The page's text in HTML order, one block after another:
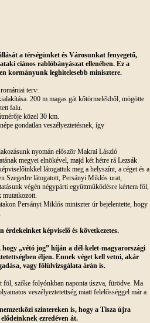
a térségünket és Városunkat fenyegető,
ciános rablóbányászat ellenében. Ez a
kormányunk leghitelesebb minisztere.
terv:
200 m magas gát kőtörmelékből, mögötte
falu.
közel 30 km.
gondatlan veszélyeztetésnek, így
nyomán először Makrai László
megyei elnökével, majd két hétre rá Lezsák
látogattuk meg a helyszínt, a céget és a
Szegedre látogatott, Persányi Miklós urat,
végén négypárti együttműködésre kértem föl,
Persányi Miklós miniszter úr bejelentette, hogy
érdekeinket képviselő és következetes.
„vétó jog” híján a dél-kelet-magyarországi
éljen. Ennek véget kell vetni, akár
vagy fölülvizsgálata árán is.
föl, szőke folyónkban naponta úszva, fürödve. Ma
veszélyeztetettség miatt felelősséggel már a
színtereken is, hogy a Tisza újra
ezredéven át.